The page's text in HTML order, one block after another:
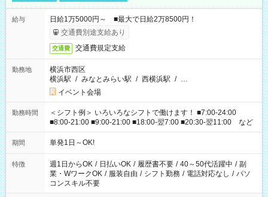
給与
日給1万5000円～ ■最大で日給2万8500円！
交通費別途支給あり
交通費 交通費規定支給
勤務地
横浜市西区
横浜駅 / みなとみらい駅 / 西横浜駅 / …
イベント会場
勤務時間
＜シフト例＞ いろいろなシフトで働けます！ ■7:00-24:00
■8:00-21:00 ■9:00-21:00 ■18:00-翌7:00 ■20:30-翌11:00 など
期間 単発1日～OK!
特徴 週1日からOK / 日払いOK / 履歴書不要 / 40～50代活躍中 / 副
業・WワークOK / 服装自由 / シフト勤務 / 電話対応なし / パソ
コンスキル不要